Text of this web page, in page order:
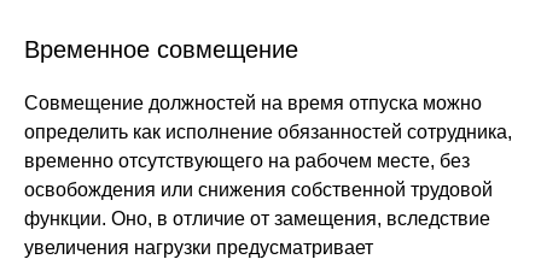
Временное совмещение
Совмещение должностей на время отпуска можно
определить как исполнение обязанностей сотрудника,
временно отсутствующего на рабочем месте, без
освобождения или снижения собственной трудовой
функции. Оно, в отличие от замещения, вследствие
увеличения нагрузки предусматривает